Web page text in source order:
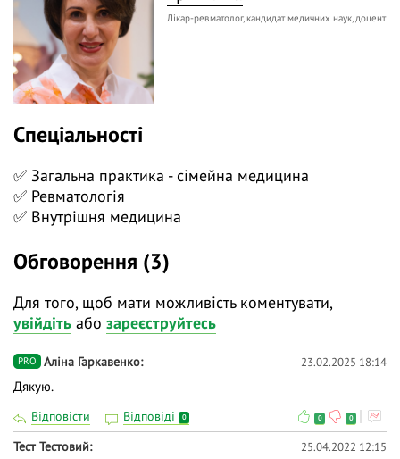
Лікар-ревматолог, кандидат медичних наук, доцент
Спеціальності
✅ Загальна практика - сімейна медицина
✅ Ревматологія
✅ Внутрішня медицина
Обговорення (3)
Для того, щоб мати можливість коментувати,
увійдіть або зареєструйтесь
PRO Аліна Гаркавенко 23.02.2025 18:14
Дякую.
Відповісти Відповіді 0 0 0
Тест Тестовий 25.04.2022 12:15